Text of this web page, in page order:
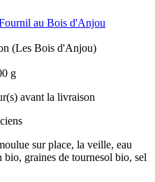
au Bois d'Anjou
(Les Bois d'Anjou)
g
avant la livraison
sur place, la veille, eau
graines de tournesol bio, sel